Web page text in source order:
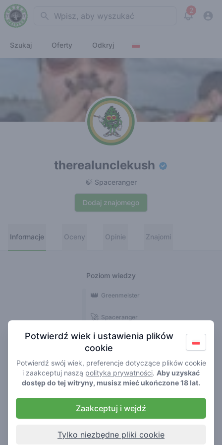
Search 2
View
Szukaj Oferty Odkryj
therealunclekush
🍃 Spaceranger
Dodaj znajomego
Informacje Oceny Opinie Znajomi
Poziom wiedzy
🍃 Smoker
🌱 Roller
🥦 Stoner
🚀 Spaceranger
👑 Greenmeister
Potwierdź wiek i ustawienia plików
cookie
Potwierdź swój wiek, preferencje dotyczące plików cookie
i zaakceptuj naszą polityka prywatności. Aby uzyskać
dostęp do tej witryny, musisz mieć ukończone 18 lat.
Zaakceptuj i wejdź
Tylko niezbędne pliki cookie